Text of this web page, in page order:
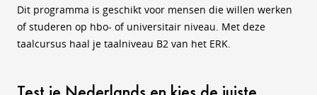
Dit programma is geschikt voor mensen die willen werken
of studeren op hbo- of universitair niveau. Met deze
taalcursus haal je taalniveau B2 van het ERK.